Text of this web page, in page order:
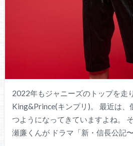
2022年もジャニーズのトップを走
King&Prince(キンプリ)。 最近は、
つようになってきていますよね。
瀬廉くんが ドラマ「新・信長公記